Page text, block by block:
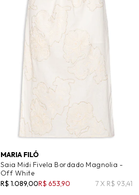
MARIA FILÓ
Saia Midi Fivela Bordado Magnolia -
Off White
R$ 1.089,00R$ 653,90 7 X R$ 93,41